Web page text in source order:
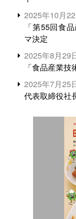
2025年10月
「第55回食
マ決定
2025年8月29
「食品産業
2025年7月25
代表取締役社